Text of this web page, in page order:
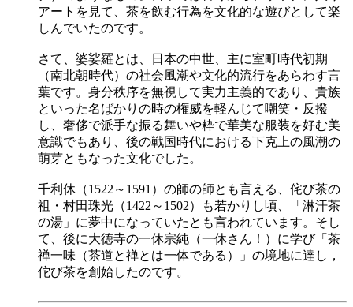
アートを見て、茶を飲む行為を文化的な遊びとして楽
しんでいたのです。
さて、婆娑羅とは、日本の中世、主に室町時代初期
（南北朝時代）の社会風潮や文化的流行をあらわす言
葉です。身分秩序を無視して実力主義的であり、貴族
といった名ばかりの時の権威を軽んじて嘲笑・反撥
し、奢侈で派手な振る舞いや粋で華美な服装を好む美
意識でもあり、後の戦国時代における下克上の風潮の
萌芽ともなった文化でした。
千利休（1522～1591）の師の師とも言える、侘び茶の
祖・村田珠光（1422～1502）も若かりし頃、「淋汗茶
の湯」に夢中になっていたとも言われています。そし
て、後に大徳寺の一休宗純（一休さん！）に学び「茶
禅一味（茶道と禅とは一体である）」の境地に達し，
佗び茶を創始したのです。